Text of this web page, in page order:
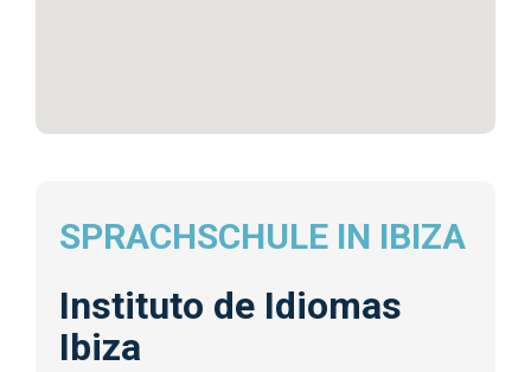
SPRACHSCHULE IN IBIZA
Instituto de Idiomas
Ibiza